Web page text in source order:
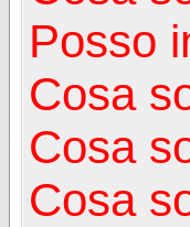
Posso
Cosa
Cosa
Cosa